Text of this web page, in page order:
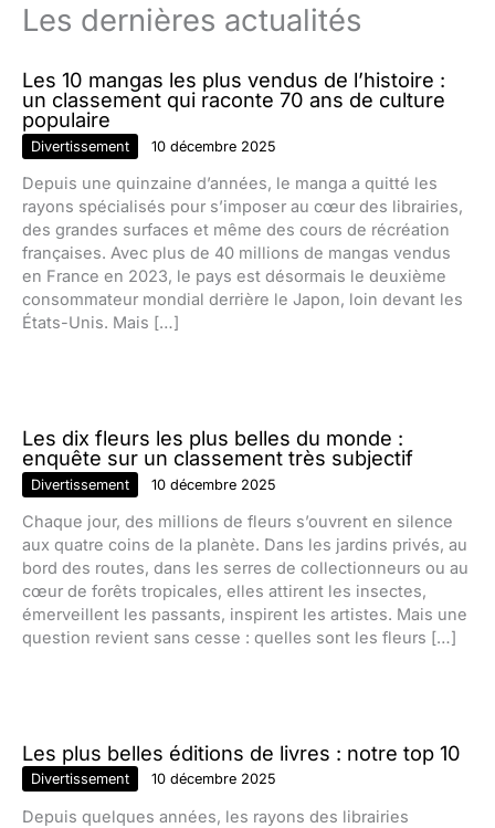
Les dernières actualités
Les 10 mangas les plus vendus de l’histoire :
un classement qui raconte 70 ans de culture
populaire
Divertissement 10 décembre 2025
Depuis une quinzaine d’années, le manga a quitté les
rayons spécialisés pour s’imposer au cœur des librairies,
des grandes surfaces et même des cours de récréation
françaises. Avec plus de 40 millions de mangas vendus
en France en 2023, le pays est désormais le deuxième
consommateur mondial derrière le Japon, loin devant les
États-Unis. Mais […]
Les dix fleurs les plus belles du monde :
enquête sur un classement très subjectif
Divertissement 10 décembre 2025
Chaque jour, des millions de fleurs s’ouvrent en silence
aux quatre coins de la planète. Dans les jardins privés, au
bord des routes, dans les serres de collectionneurs ou au
cœur de forêts tropicales, elles attirent les insectes,
émerveillent les passants, inspirent les artistes. Mais une
question revient sans cesse : quelles sont les fleurs […]
Les plus belles éditions de livres : notre top 10
Divertissement 10 décembre 2025
Depuis quelques années, les rayons des librairies